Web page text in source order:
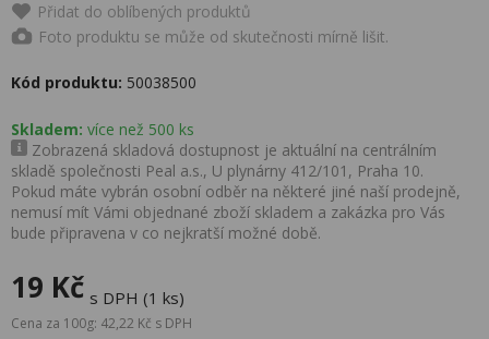
Přidat do oblíbených produktů
Foto produktu se může od skutečnosti mírně lišit.
Kód produktu: 50038500
Skladem: více než 500 ks
Zobrazená skladová dostupnost je aktuální na centrálním
skladě společnosti Peal a.s., U plynárny 412/101, Praha 10.
Pokud máte vybrán osobní odběr na některé jiné naší prodejně,
nemusí mít Vámi objednané zboží skladem a zakázka pro Vás
bude připravena v co nejkratší možné době.
19 Kč s DPH (1 ks)
Cena za 100g: 42,22 Kč s DPH